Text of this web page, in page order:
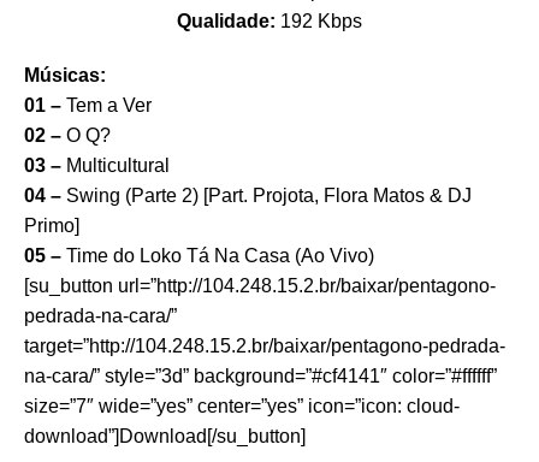
Qualidade: 192 Kbps
Músicas:
01 – Tem a Ver
02 – O Q?
03 – Multicultural
04 – Swing (Parte 2) [Part. Projota, Flora Matos & DJ
Primo]
05 – Time do Loko Tá Na Casa (Ao Vivo)
[su_button url=”http://104.248.15.2.br/baixar/pentagono-
pedrada-na-cara/”
target=”http://104.248.15.2.br/baixar/pentagono-pedrada-
na-cara/” style=”3d” background=”#cf4141″ color=”#ffffff”
size=”7″ wide=”yes” center=”yes” icon=”icon: cloud-
download”]Download[/su_button]